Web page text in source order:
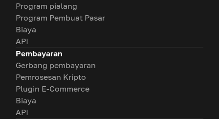
Program pialang
Program Pembuat Pasar
Biaya
API
Pembayaran
Gerbang pembayaran
Pemrosesan Kripto
Plugin E-Commerce
Biaya
API